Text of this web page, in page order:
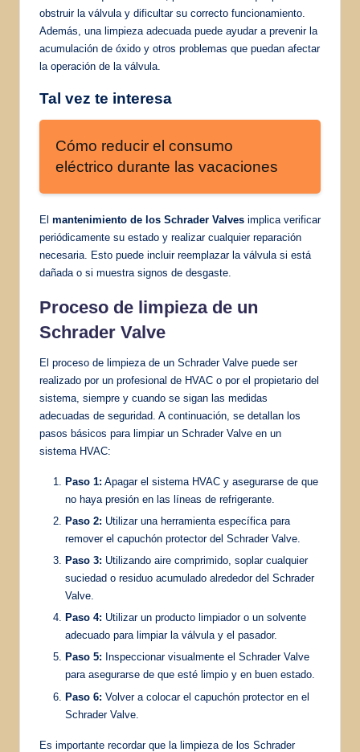
obstruir la válvula y dificultar su correcto funcionamiento.
Además, una limpieza adecuada puede ayudar a prevenir la
acumulación de óxido y otros problemas que puedan afectar
la operación de la válvula.
Tal vez te interesa
Cómo reducir el consumo
eléctrico durante las vacaciones
El mantenimiento de los Schrader Valves implica verificar
periódicamente su estado y realizar cualquier reparación
necesaria. Esto puede incluir reemplazar la válvula si está
dañada o si muestra signos de desgaste.
Proceso de limpieza de un
Schrader Valve
El proceso de limpieza de un Schrader Valve puede ser
realizado por un profesional de HVAC o por el propietario del
sistema, siempre y cuando se sigan las medidas
adecuadas de seguridad. A continuación, se detallan los
pasos básicos para limpiar un Schrader Valve en un
sistema HVAC:
Paso 1: Apagar el sistema HVAC y asegurarse de que
no haya presión en las líneas de refrigerante.
Paso 2: Utilizar una herramienta específica para
remover el capuchón protector del Schrader Valve.
Paso 3: Utilizando aire comprimido, soplar cualquier
suciedad o residuo acumulado alrededor del Schrader
Valve.
Paso 4: Utilizar un producto limpiador o un solvente
adecuado para limpiar la válvula y el pasador.
Paso 5: Inspeccionar visualmente el Schrader Valve
para asegurarse de que esté limpio y en buen estado.
Paso 6: Volver a colocar el capuchón protector en el
Schrader Valve.
Es importante recordar que la limpieza de los Schrader